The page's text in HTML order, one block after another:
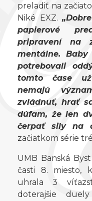
preladiť na
Niké EXZ.
papierové
pripravení na
mentálne.
potrebovali
tomto čase
nemajú
zvládnuť, hrať
dúfam, že len
čerpať sily na
začiatkom série
UMB Banská
časti 8. miesto,
uhrala 3
doterajšie